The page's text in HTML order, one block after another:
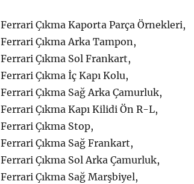
Ferrari Çıkma Kaporta Parça Örnekleri,
Ferrari Çıkma Arka Tampon,
Ferrari Çıkma Sol Frankart,
Ferrari Çıkma İç Kapı Kolu,
Ferrari Çıkma Sağ Arka Çamurluk,
Ferrari Çıkma Kapı Kilidi Ön R-L,
Ferrari Çıkma Stop,
Ferrari Çıkma Sağ Frankart,
Ferrari Çıkma Sol Arka Çamurluk,
Ferrari Çıkma Sağ Marşbiyel,